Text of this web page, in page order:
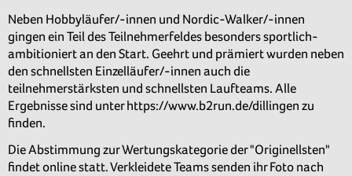
Neben Hobbyläufer/-innen und Nordic-Walker/-innen
gingen ein Teil des Teilnehmerfeldes besonders sportlich-
ambitioniert an den Start. Geehrt und prämiert wurden neben
den schnellsten Einzelläufer/-innen auch die
teilnehmerstärksten und schnellsten Laufteams. Alle
Ergebnisse sind unter https://www.b2run.de/dillingen zu
finden.
Die Abstimmung zur Wertungskategorie der "Originellsten"
findet online statt. Verkleidete Teams senden ihr Foto nach